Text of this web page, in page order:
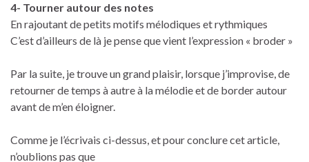
4- Tourner autour des notes
En rajoutant de petits motifs mélodiques et rythmiques
C’est d’ailleurs de là je pense que vient l’expression « broder »
Par la suite, je trouve un grand plaisir, lorsque j’improvise, de
retourner de temps à autre à la mélodie et de border autour
avant de m’en éloigner.
Comme je l’écrivais ci-dessus, et pour conclure cet article,
n’oublions pas que